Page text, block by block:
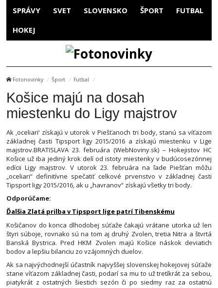
SPRÁVY SVET SLOVENSKO ŠPORT FUTBAL
HOKEJ
Fotonovinky Šport Futbal
Košice majú na dosah
miestenku do Ligy majstrov
Ak ‚oceliari‘ získajú v utorok v Piešťanoch tri body, stanú sa víťazom
základnej časti Tipsport ligy 2015/2016 a získajú miestenku v Lige
majstrov.BRATISLAVA 23. februára (WebNoviny.sk) – Hokejistov HC
Košice už iba jediný krok delí od istoty miestenky v budúcosezónnej
edícii Ligy majstrov. V utorok 23. februára na ľade Piešťan môžu
„oceliari“ definitívne spečatiť celkové prvenstvo v základnej časti
Tipsport ligy 2015/2016, ak u „havranov“ získajú všetky tri body.
Odporúčame:
Ďalšia Zlatá prilba v Tipsport lige patrí Tibenskému
Košičanov do konca dlhodobej súťaže čakajú vrátane utorka už len
štyri súboje, rovnako sú na tom aj druhý Zvolen, tretia Nitra a štvrtá
Banská Bystrica. Pred HKM Zvolen majú Košice náskok deviatich
bodov a lepšiu bilanciu zo vzájomných duelov.
Ak sa najvýchodnejší účastník najvyššej slovenskej hokejovej súťaže
stane víťazom základnej časti, podarí sa mu to už tretíkrát za sebou,
piatykrát z ostatných šiestich sezón či po siedmy raz za ostatnú